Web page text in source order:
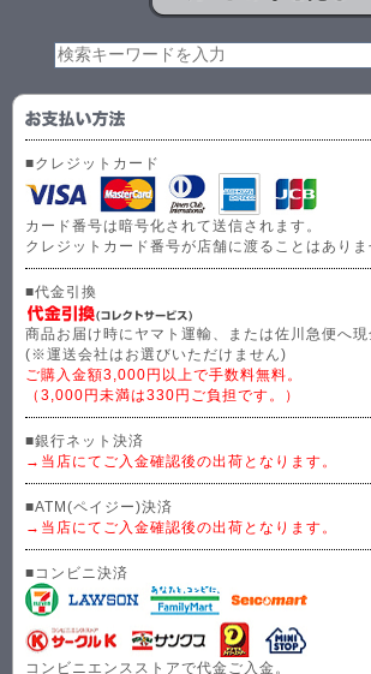
■クレジットカード
カード番号は暗号化されて送信されます。
クレジットカード番号が店舗に渡ることはありま
■代金引換
商品お届け時にヤマト運輸、または佐川急便へ
(※運送会社はお選びいただけません)
ご購入金額3,000円以上で手数料無料。
（3,000円未満は330円ご負担です。）
■銀行ネット決済
→当店にてご入金確認後の出荷となります。
■ATM(ペイジー)決済
→当店にてご入金確認後の出荷となります。
■コンビニ決済
コンビニエンスストアで代金ご入金。